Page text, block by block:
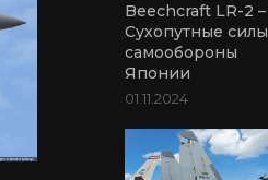
Beechcraft LR-2 –
Сухопутные силы
самообороны
Японии
01.11.2024